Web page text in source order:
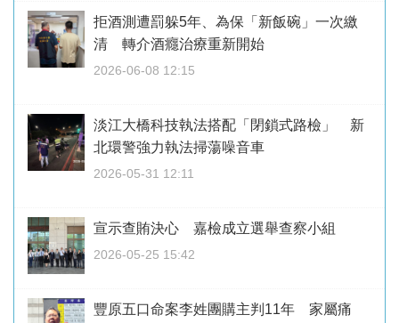
拒酒測遭罰躲5年、為保「新飯碗」一次繳
清 轉介酒癮治療重新開始
2026-06-08 12:15
淡江大橋科技執法搭配「閉鎖式路檢」 新
北環警強力執法掃蕩噪音車
2026-05-31 12:11
宣示查賄決心 嘉檢成立選舉查察小組
2026-05-25 15:42
豐原五口命案李姓團購主判11年 家屬痛